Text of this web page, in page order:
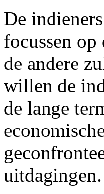
De
focussen
de andere
willen de
de lange
uitdagingen.